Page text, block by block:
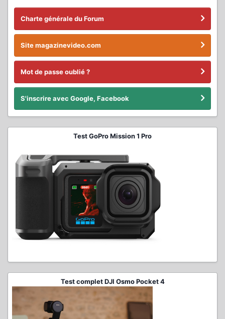
Charte générale du Forum
Site magazinevideo.com
Mot de passe oublié ?
S'inscrire avec Google, Facebook
Test GoPro Mission 1 Pro
Test complet DJI Osmo Pocket 4